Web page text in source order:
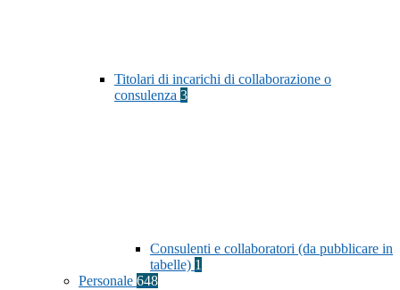
Titolari di incarichi di collaborazione o
consulenza 3
Consulenti e collaboratori (da pubblicare in
tabelle) 1
Personale 648